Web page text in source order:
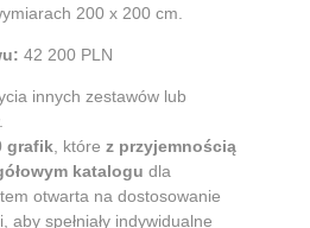
200 x 200 cm.
42 200 PLN
innych zestawów lub
grafik, które z przyjemnością
katalogu dla
otwarta na dostosowanie
aby spełniały indywidualne